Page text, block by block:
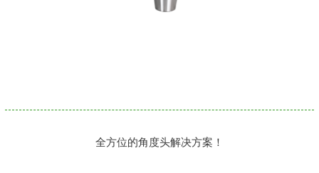
全方位的角度头解决方案！